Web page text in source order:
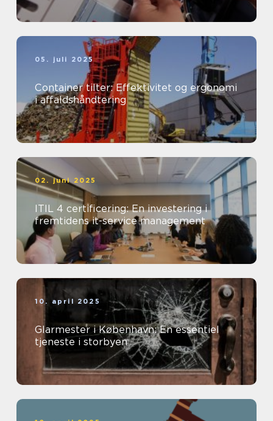
05. juli 2025
Container tilter: Effektivitet og ergonomi
i affaldshåndtering
02. juni 2025
ITIL 4 certificering: En investering i
fremtidens it-service management
10. april 2025
Glarmester i København: En essentiel
tjeneste i storbyen